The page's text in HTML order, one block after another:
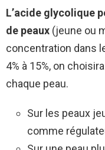
L’acide glycolique
de peaux (jeune ou
concentration dans
4% à 15%, on
chaque peau.
Sur les peaux
comme